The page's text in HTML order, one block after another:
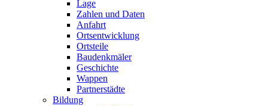
Lage
Zahlen und Daten
Anfahrt
Ortsentwicklung
Ortsteile
Baudenkmäler
Geschichte
Wappen
Partnerstädte
Bildung